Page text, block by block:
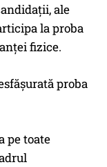
ale
la proba
fizice.
proba
pe toate